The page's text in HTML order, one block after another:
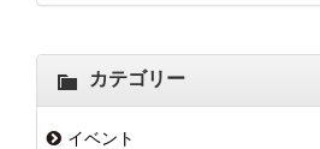
カテゴリー
イベント